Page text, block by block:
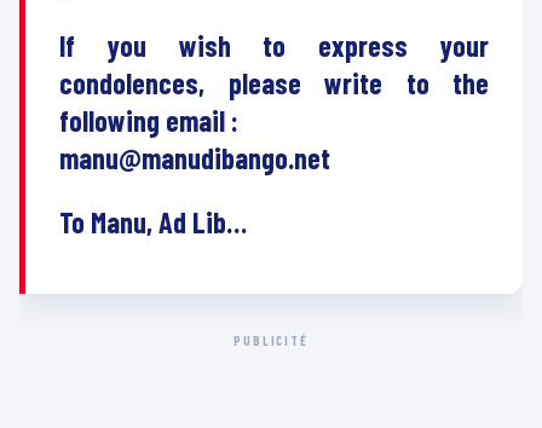
If you wish to express your
condolences, please write to the
following email :
manu@manudibango.net
To Manu, Ad Lib…
PUBLICITÉ